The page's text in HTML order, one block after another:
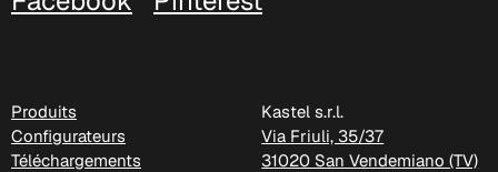
Produits
Configurateurs
Téléchargements
Kastel s.r.l.
Via Friuli, 35/37
31020 San Vendemiano (TV)